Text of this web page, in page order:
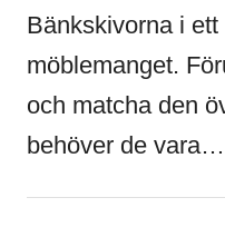
Bänkskivorna i
möblemanget.
och matcha den
behöver de vara…